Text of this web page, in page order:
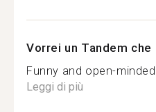
Vorrei un Tandem che
Funny and open-
Leggi di più